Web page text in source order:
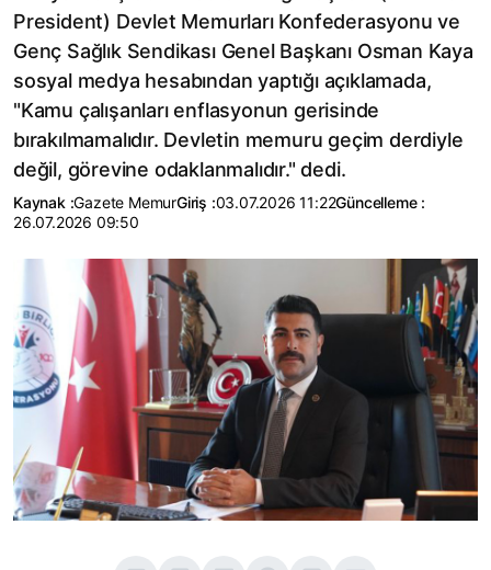
President) Devlet Memurları Konfederasyonu ve
Genç Sağlık Sendikası Genel Başkanı Osman Kaya
sosyal medya hesabından yaptığı açıklamada,
"Kamu çalışanları enflasyonun gerisinde
bırakılmamalıdır. Devletin memuru geçim derdiyle
değil, görevine odaklanmalıdır." dedi.
Kaynak :Gazete MemurGiriş :03.07.2026 11:22Güncelleme :
26.07.2026 09:50